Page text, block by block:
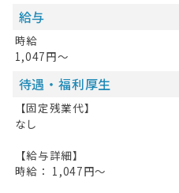
給与
時給
1,047円～
待遇・福利厚生
【固定残業代】
なし
【給与詳細】
時給： 1,047円～